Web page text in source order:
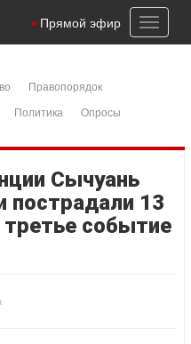
Toggle
Прямой эфир
Правопорядок
Политика
Опросы
Сычуань
пострадали 13
событие